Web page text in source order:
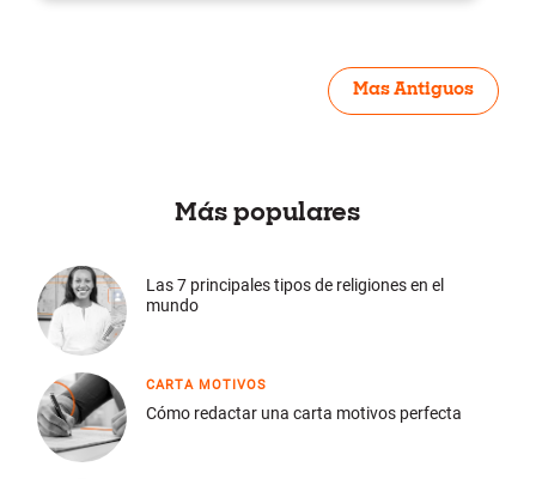
Mas Antiguos
Más populares
Las 7 principales tipos de religiones en el
mundo
CARTA MOTIVOS
Cómo redactar una carta motivos perfecta